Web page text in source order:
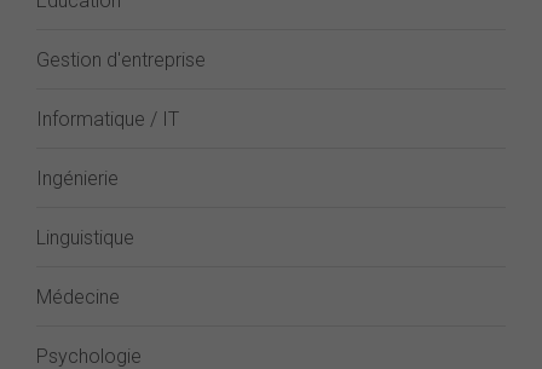
Gestion d'entreprise
Informatique / IT
Ingénierie
Linguistique
Médecine
Psychologie